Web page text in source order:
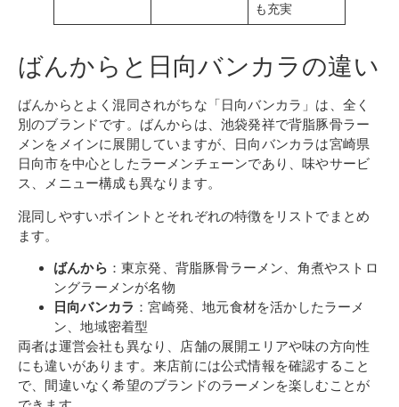
も充実
ばんからと日向バンカラの違い
ばんからとよく混同されがちな「日向バンカラ」は、全く
別のブランドです。ばんからは、池袋発祥で背脂豚骨ラー
メンをメインに展開していますが、日向バンカラは宮崎県
日向市を中心としたラーメンチェーンであり、味やサービ
ス、メニュー構成も異なります。
混同しやすいポイントとそれぞれの特徴をリストでまとめ
ます。
ばんから ：東京発、背脂豚骨ラーメン、角煮やストロ
ングラーメンが名物
日向バンカラ ：宮崎発、地元食材を活かしたラーメ
ン、地域密着型
両者は運営会社も異なり、店舗の展開エリアや味の方向性
にも違いがあります。来店前には公式情報を確認すること
で、間違いなく希望のブランドのラーメンを楽しむことが